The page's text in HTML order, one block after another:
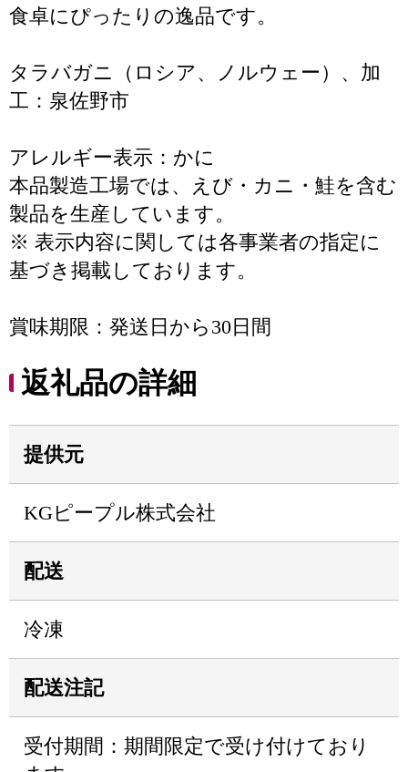
食卓にぴったりの逸品です。
タラバガニ（ロシア、ノルウェー）、加
工：泉佐野市
アレルギー表示：かに
本品製造工場では、えび・カニ・鮭を含む
製品を生産しています。
※ 表示内容に関しては各事業者の指定に
基づき掲載しております。
賞味期限：発送日から30日間
返礼品の詳細
提供元
KGピープル株式会社
配送
冷凍
配送注記
受付期間：期間限定で受け付けており